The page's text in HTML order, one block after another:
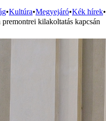
•Kultúra•Megyejáró•Kék hírek•
kilakoltatás kapcsán